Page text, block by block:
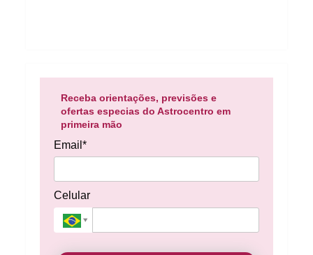
Receba orientações, previsões e
ofertas especias do Astrocentro em
primeira mão
Email*
Celular